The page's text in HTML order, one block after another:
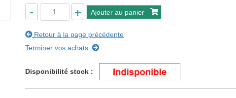
Ajouter au panier
Retour à la page précédente
Terminer vos achats
Disponibilité stock